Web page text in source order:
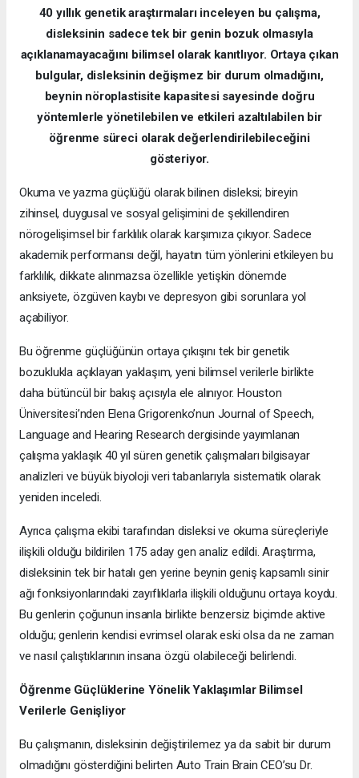
40 yıllık genetik araştırmaları inceleyen bu çalışma,
disleksinin sadece tek bir genin bozuk olmasıyla
açıklanamayacağını bilimsel olarak kanıtlıyor. Ortaya çıkan
bulgular, disleksinin değişmez bir durum olmadığını,
beynin nöroplastisite kapasitesi sayesinde doğru
yöntemlerle yönetilebilen ve etkileri azaltılabilen bir
öğrenme süreci olarak değerlendirilebileceğini
gösteriyor.
Okuma ve yazma güçlüğü olarak bilinen disleksi; bireyin
zihinsel, duygusal ve sosyal gelişimini de şekillendiren
nörogelişimsel bir farklılık olarak karşımıza çıkıyor. Sadece
akademik performansı değil, hayatın tüm yönlerini etkileyen bu
farklılık, dikkate alınmazsa özellikle yetişkin dönemde
anksiyete, özgüven kaybı ve depresyon gibi sorunlara yol
açabiliyor.
Bu öğrenme güçlüğünün ortaya çıkışını tek bir genetik
bozuklukla açıklayan yaklaşım, yeni bilimsel verilerle birlikte
daha bütüncül bir bakış açısıyla ele alınıyor. Houston
Üniversitesi’nden Elena Grigorenko’nun Journal of Speech,
Language and Hearing Research dergisinde yayımlanan
çalışma yaklaşık 40 yıl süren genetik çalışmaları bilgisayar
analizleri ve büyük biyoloji veri tabanlarıyla sistematik olarak
yeniden inceledi.
Ayrıca çalışma ekibi tarafından disleksi ve okuma süreçleriyle
ilişkili olduğu bildirilen 175 aday gen analiz edildi. Araştırma,
disleksinin tek bir hatalı gen yerine beynin geniş kapsamlı sinir
ağı fonksiyonlarındaki zayıflıklarla ilişkili olduğunu ortaya koydu.
Bu genlerin çoğunun insanla birlikte benzersiz biçimde aktive
olduğu; genlerin kendisi evrimsel olarak eski olsa da ne zaman
ve nasıl çalıştıklarının insana özgü olabileceği belirlendi.
Öğrenme Güçlüklerine Yönelik Yaklaşımlar Bilimsel
Verilerle Genişliyor
Bu çalışmanın, disleksinin değiştirilemez ya da sabit bir durum
olmadığını gösterdiğini belirten Auto Train Brain CEO’su Dr.